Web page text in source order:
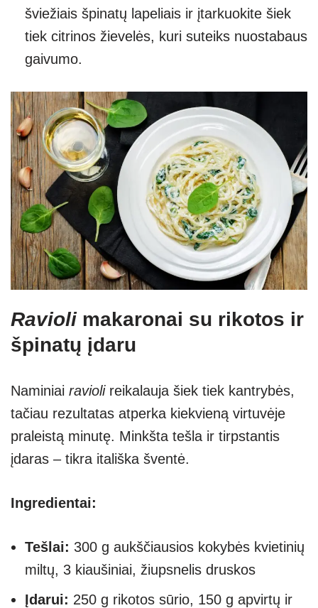
šviežiais špinatų lapeliais ir įtarkuokite šiek
tiek citrinos žievelės, kuri suteiks nuostabaus
gaivumo.
Raviolimakaronai su rikotos ir
špinatų įdaru
Naminiai raviolireikalauja šiek tiek kantrybės,
tačiau rezultatas atperka kiekvieną virtuvėje
praleistą minutę. Minkšta tešla ir tirpstantis
įdaras – tikra itališka šventė.
Ingredientai:
Tešlai: 300 g aukščiausios kokybės kvietinių
miltų, 3 kiaušiniai, žiupsnelis druskos
Įdarui: 250 g rikotos sūrio, 150 g apvirtų ir